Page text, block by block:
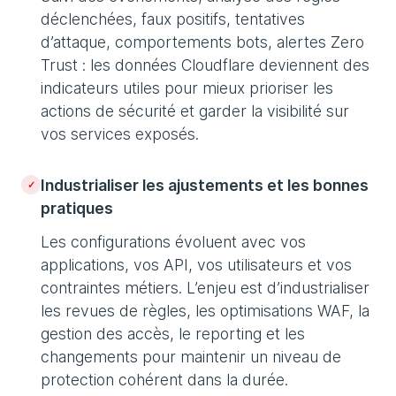
déclenchées, faux positifs, tentatives
d’attaque, comportements bots, alertes Zero
Trust : les données Cloudflare deviennent des
indicateurs utiles pour mieux prioriser les
actions de sécurité et garder la visibilité sur
vos services exposés.
Industrialiser les ajustements et les bonnes
pratiques
Les configurations évoluent avec vos
applications, vos API, vos utilisateurs et vos
contraintes métiers. L’enjeu est d’industrialiser
les revues de règles, les optimisations WAF, la
gestion des accès, le reporting et les
changements pour maintenir un niveau de
protection cohérent dans la durée.